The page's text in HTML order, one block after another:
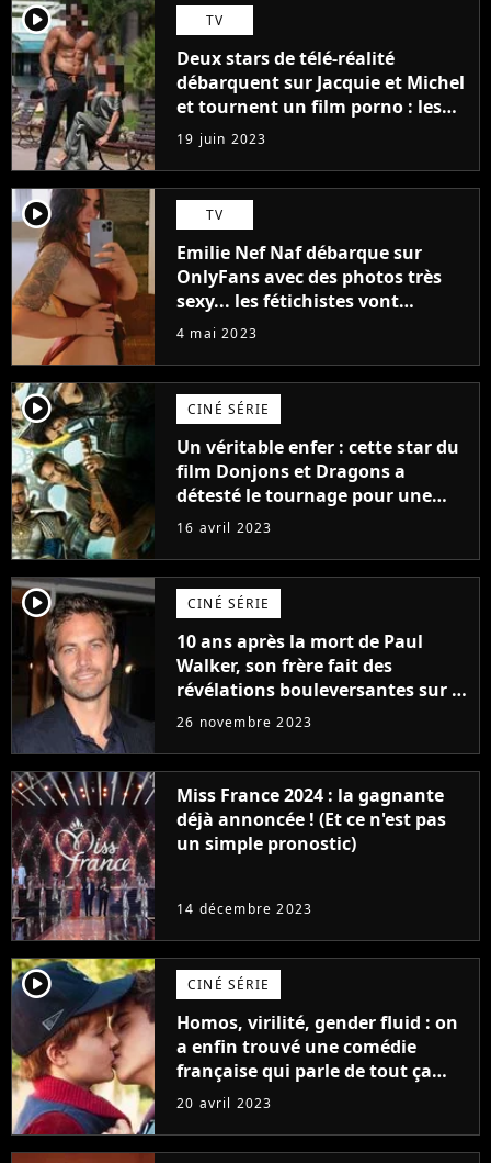
player2 TV
Deux stars de télé-réalité
débarquent sur Jacquie et Michel
et tournent un film porno : les
premières images du tournage
(exclu)
19 juin 2023
player2 TV
Emilie Nef Naf débarque sur
OnlyFans avec des photos très
sexy... les fétichistes vont
prendre leur pied !
4 mai 2023
player2 CINÉ SÉRIE
Un véritable enfer : cette star du
film Donjons et Dragons a
détesté le tournage pour une
raison très spéciale
16 avril 2023
player2 CINÉ SÉRIE
10 ans après la mort de Paul
Walker, son frère fait des
révélations bouleversantes sur la
réaction des acteurs de Fast and
26 novembre 2023
Miss France 2024 : la gagnante
déjà annoncée ! (Et ce n'est pas
un simple pronostic)
14 décembre 2023
player2 CINÉ SÉRIE
Homos, virilité, gender fluid : on
a enfin trouvé une comédie
française qui parle de tout ça
sans être super ringarde
20 avril 2023